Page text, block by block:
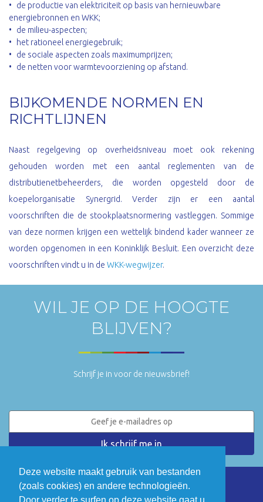
Deze website maakt gebruik van bestanden
(zoals cookies) en andere technologieën.
de productie van elektriciteit op basis van hernieuwbare
energiebronnen en WKK;
de milieu-aspecten;
het rationeel energiegebruik;
de sociale aspecten zoals maximumprijzen;
de netten voor warmtevoorziening op afstand.
BIJKOMENDE NORMEN EN
RICHTLIJNEN
Naast regelgeving op overheidsniveau moet ook rekening
gehouden worden met een aantal reglementen van de
distributienetbeheerders, die worden opgesteld door de
koepelorganisatie Synergrid. Verder zijn er een aantal
voorschriften die de stookplaatsnormering vastleggen. Sommige
van deze normen krijgen een wettelijk bindend kader wanneer ze
worden opgenomen in een Koninklijk Besluit. Een overzicht deze
voorschriften vindt u in de WKK-wegwijzer.
WIL JE OP DE HOOGTE
BLIJVEN?
Schrijf je in voor de nieuwsbrief!
LinkedIn Twitter